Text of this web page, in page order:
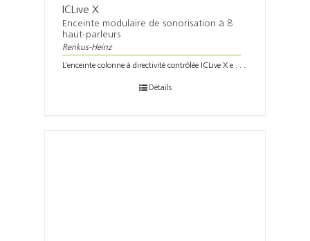
ICLive X
Enceinte modulaire de sonorisation à 8
haut-parleurs
Renkus-Heinz
L’enceinte colonne à directivité contrôlée ICLive X e . . .
Détails